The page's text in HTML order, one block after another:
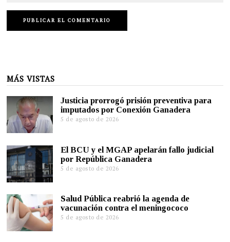
MÁS VISTAS
Justicia prorrogó prisión preventiva para
imputados por Conexión Ganadera
5 de agosto de 2026
El BCU y el MGAP apelarán fallo judicial
por República Ganadera
5 de agosto de 2026
Salud Pública reabrió la agenda de
vacunación contra el meningococo
5 de agosto de 2026